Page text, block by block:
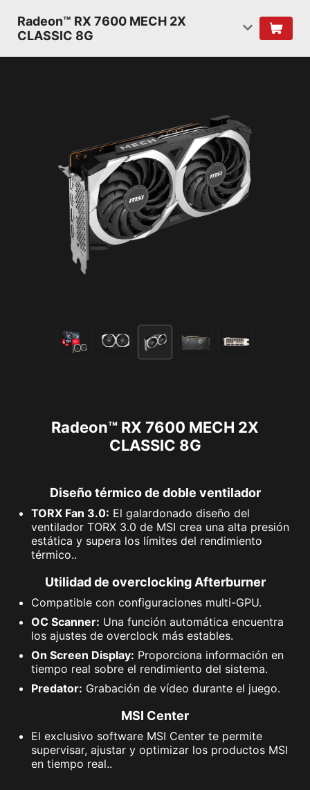
Radeon™ RX 7600 MECH 2X
CLASSIC 8G
Radeon™ RX 7600 MECH 2X
CLASSIC 8G
Diseño térmico de doble ventilador
TORX Fan 3.0: El galardonado diseño del
ventilador TORX 3.0 de MSI crea una alta presión
estática y supera los límites del rendimiento
térmico..
Utilidad de overclocking Afterburner
Compatible con configuraciones multi-GPU.
OC Scanner: Una función automática encuentra
los ajustes de overclock más estables.
On Screen Display: Proporciona información en
tiempo real sobre el rendimiento del sistema.
Predator: Grabación de vídeo durante el juego.
MSI Center
El exclusivo software MSI Center te permite
supervisar, ajustar y optimizar los productos MSI
en tiempo real..